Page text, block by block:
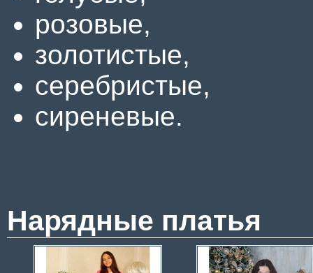
розовые,
золотистые,
серебристые,
сиреневые.
Нарядные платья